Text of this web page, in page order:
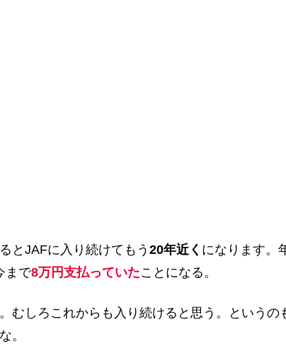
とJAFに入り続けてもう 20年近く になります。
まで8万円支払っていたことになる。
むしろこれからも入り続けると思う。というの
。